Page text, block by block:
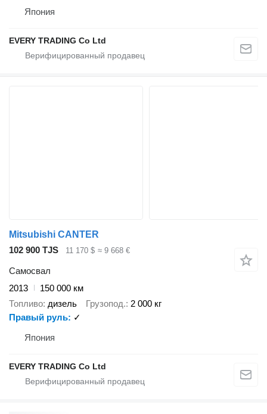
Япония
EVERY TRADING Co Ltd
Mitsubishi CANTER
102 900 TJS
11 170 $ ≈ 9 668 €
Самосвал
2013
150 000 км
Топливо дизель Грузопод. 2 000 кг
Правый руль
✓
Япония
EVERY TRADING Co Ltd